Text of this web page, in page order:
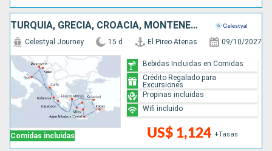
TURQUÍA, GRECIA, CROACIA, MONTENEGRO, ITALIA
Comidas incluidas
Celestyal Journey 15 d El Pireo Atenas 09/10/2027
US$ 1,124 +Tasas
Bebidas Incluidas en Comidas
Crédito Regalado para
Excursiones
Propinas incluidas
Wifi incluido